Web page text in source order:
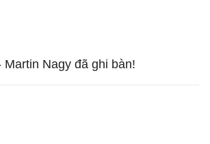
Martin Nagy đã ghi bàn!